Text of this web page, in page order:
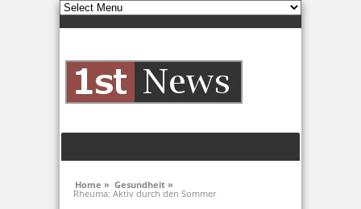
Home » Gesundheit »
Rheuma: Aktiv durch den Sommer